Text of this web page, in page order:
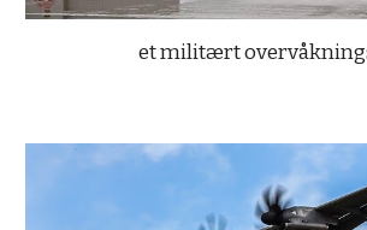
et militært